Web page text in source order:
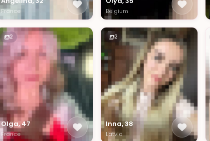
France Belgium
2
Olga, 47
France
2
Inna, 38
Latvia